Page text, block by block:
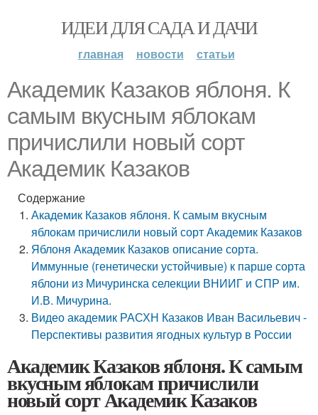
ИДЕИ ДЛЯ САДА И ДАЧИ
главная новости статьи
Академик Казаков яблоня. К
самым вкусным яблокам
причислили новый сорт
Академик Казаков
Содержание
Академик Казаков яблоня. К самым вкусным
яблокам причислили новый сорт Академик Казаков
Яблоня Академик Казаков описание сорта.
Иммунные (генетически устойчивые) к парше сорта
яблони из Мичуринска селекции ВНИИГ и СПР им.
И.В. Мичурина.
Видео академик РАСХН Казаков Иван Васильевич -
Перспективы развития ягодных культур в России
Академик Казаков яблоня. К самым
вкусным яблокам причислили
новый сорт Академик Казаков